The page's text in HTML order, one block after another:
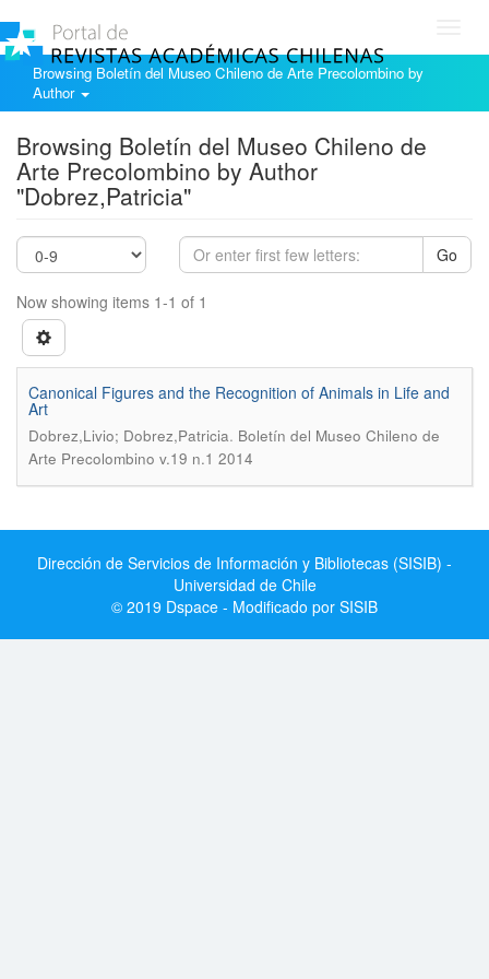
Browsing Boletín del Museo Chileno de Arte Precolombino by
Author
Browsing Boletín del Museo Chileno de
Arte Precolombino by Author
"Dobrez,Patricia"
Go
Now showing items 1-1 of 1
Canonical Figures and the Recognition of Animals in Life and
Art
Dobrez,Livio; Dobrez,Patricia. Boletín del Museo Chileno de
Arte Precolombino v.19 n.1 2014
Dirección de Servicios de Información y Bibliotecas (SISIB) -
Universidad de Chile
© 2019 Dspace - Modificado por SISIB